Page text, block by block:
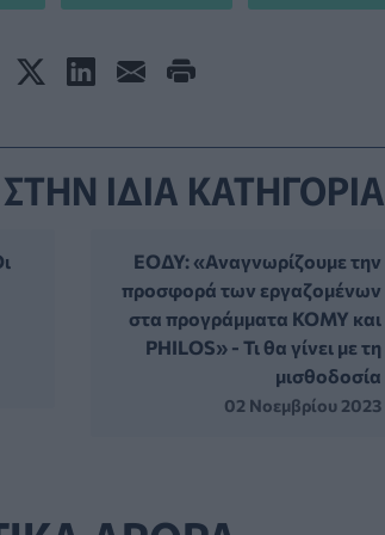
ΙΔΙΑ ΚΑΤΗΓΟΡΙΑ
ΕΟΔΥ: «Αναγνωρίζουμε την
προσφορά των εργαζομένων
στα προγράμματα ΚΟΜΥ και
PHILOS» - Τι θα γίνει με τη
μισθοδοσία
02 Νοεμβρίου 2023